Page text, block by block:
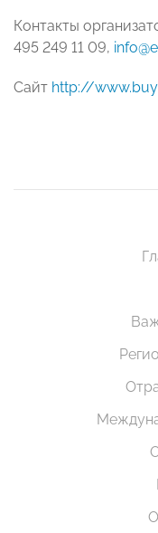
Контакты
495 249 11 09,
Сайт http://